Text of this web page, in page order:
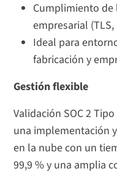
Cumplimiento de
empresarial (TLS,
Ideal para
fabricación y
Gestión flexible
Validación SOC 2 Tipo
una implementación
en la nube con un
99,9 % y una amplia